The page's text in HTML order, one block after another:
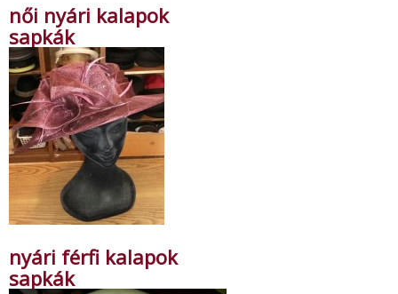
női nyári kalapok
sapkák
nyári férfi kalapok
sapkák